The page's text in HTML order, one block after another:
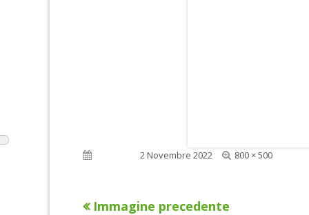
Pubblicato2 Novembre 2022
Dimensione
800 × 500
Immagine precedente